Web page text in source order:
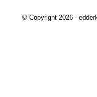
© Copyright 2026 -